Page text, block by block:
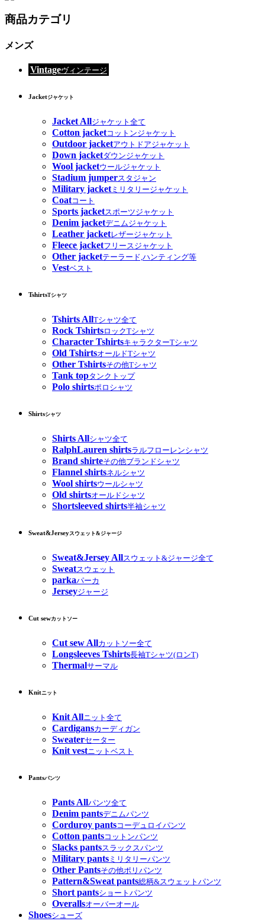
商品カテゴリ
メンズ
Vintageヴィンテージ
Jacketジャケット
Jacket Allジャケット全て
Cotton jacketコットンジャケット
Outdoor jacketアウトドアジャケット
Down jacketダウンジャケット
Wool jacketウールジャケット
Stadium jumperスタジャン
Military jacketミリタリージャケット
Coatコート
Sports jacketスポーツジャケット
Denim jacketデニムジャケット
Leather jacketレザージャケット
Fleece jacketフリースジャケット
Other jacketテーラード,ハンティング等
Vestベスト
TshirtsTシャツ
Tshirts AllTシャツ全て
Rock TshirtsロックTシャツ
Character TshirtsキャラクターTシャツ
Old TshirtsオールドTシャツ
Other Tshirtsその他Tシャツ
Tank topタンクトップ
Polo shirtsポロシャツ
Shirtsシャツ
Shirts Allシャツ全て
RalphLauren shirtsラルフローレンシャツ
Brand shirteその他ブランドシャツ
Flannel shirtsネルシャツ
Wool shirtsウールシャツ
Old shirtsオールドシャツ
Shortsleeved shirts半袖シャツ
Sweat&Jerseyスウェット&ジャージ
Sweat&Jersey Allスウェット&ジャージ全て
Sweatスウェット
parkaパーカ
Jerseyジャージ
Cut sewカットソー
Cut sew Allカットソー全て
Longsleeves Tshirts長袖Tシャツ(ロンT)
Thermalサーマル
Knitニット
Knit Allニット全て
Cardigansカーディガン
Sweaterセーター
Knit vestニットベスト
Pantsパンツ
Pants Allパンツ全て
Denim pantsデニムパンツ
Corduroy pantsコーデュロイパンツ
Cotton pantsコットンパンツ
Slacks pantsスラックスパンツ
Military pants ミリタリーパンツ
Other Pantsその他ポリパンツ
Pattern&Sweat pants総柄&スウェットパンツ
Short pantsショートパンツ
Overallsオーバーオール
Shoesシューズ